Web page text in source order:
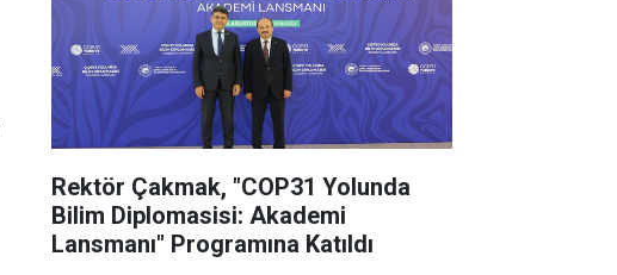
Rektör Çakmak, "COP31 Yolunda
Bilim Diplomasisi: Akademi
Lansmanı" Programına Katıldı